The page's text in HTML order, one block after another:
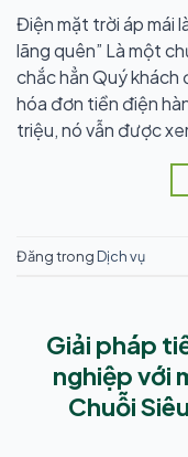
Điện mặt trời áp mái
lãng quên” Là một
chắc hẳn Quý khách
hóa đơn tiền điện
triệu, nó vẫn được
Đăng trong Dịch vụ
Giải pháp
nghiệp với
Chuỗi